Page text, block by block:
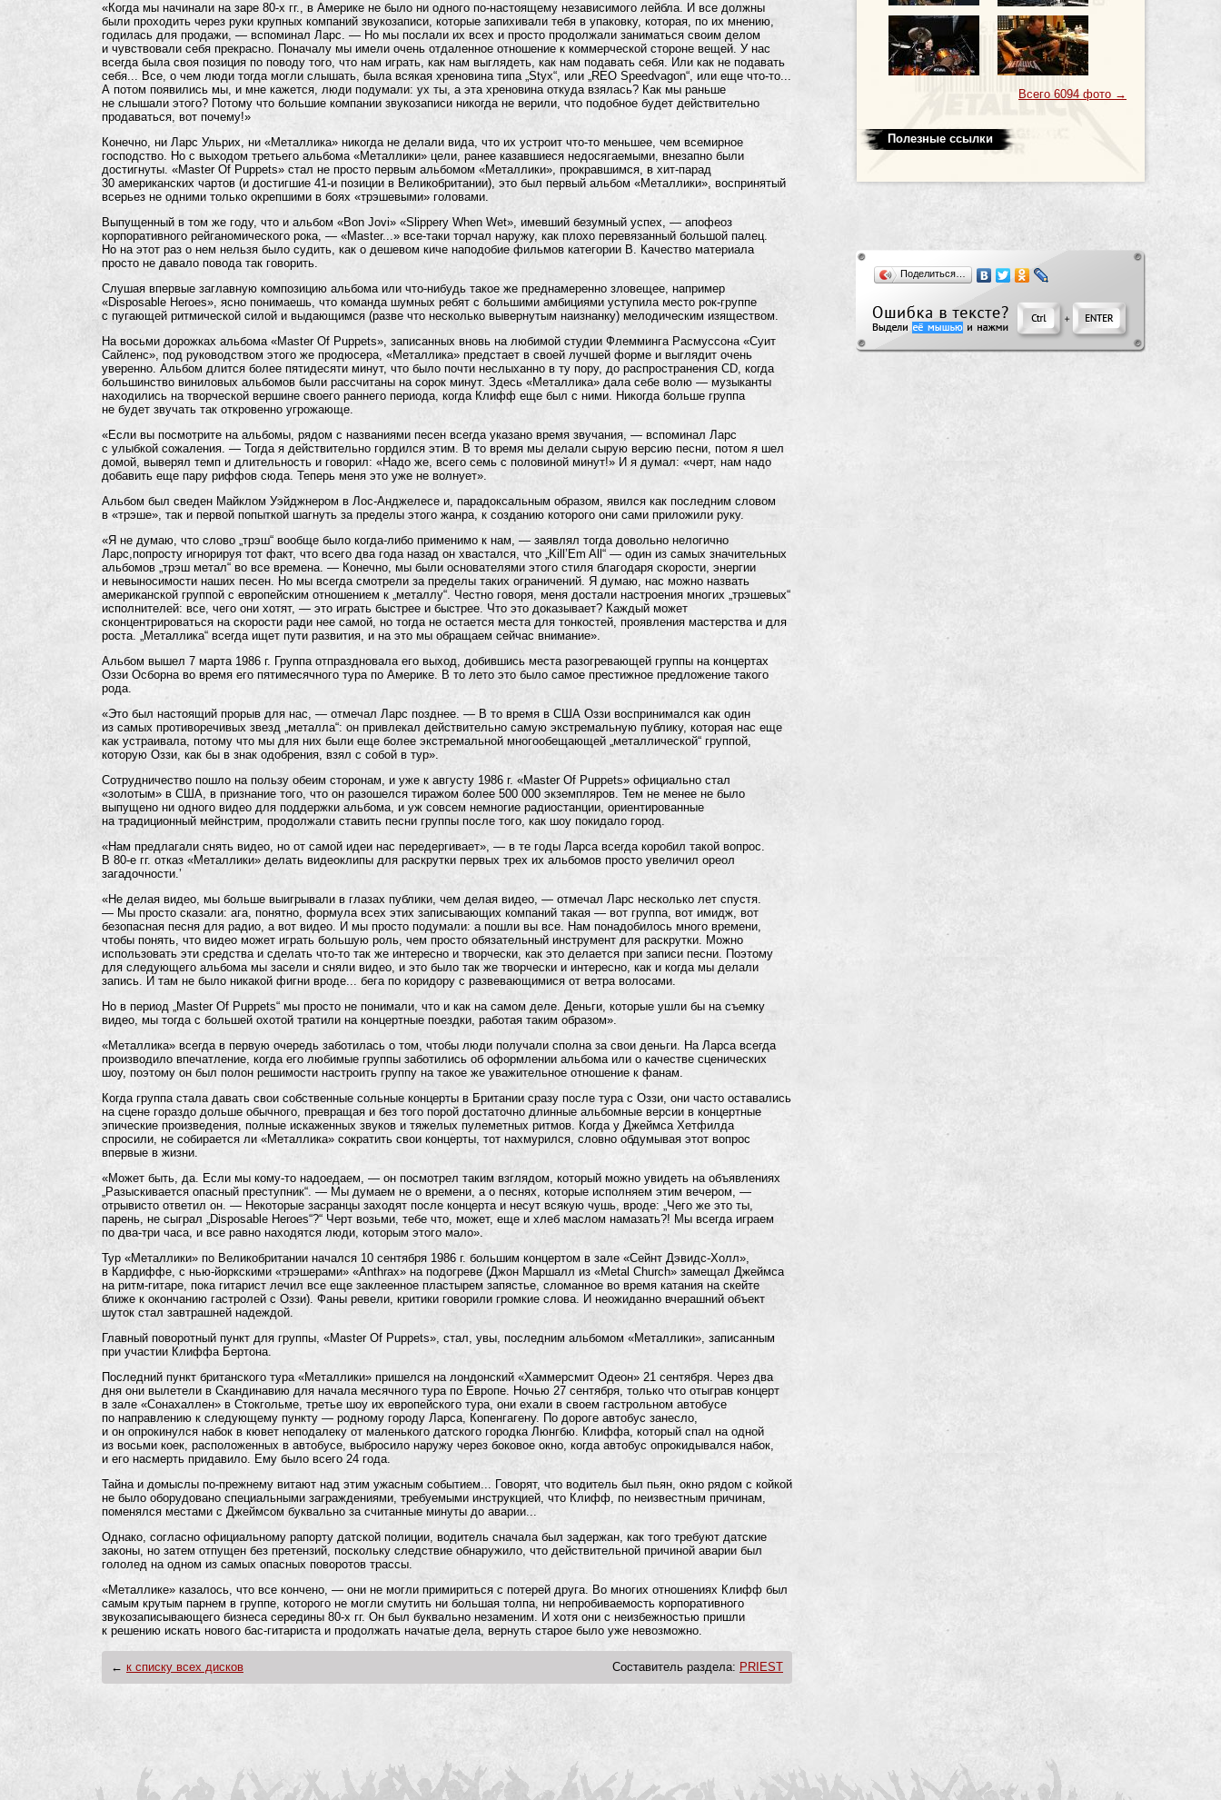
«Когда мы начинали на заре 80-х гг., в Америке не было ни одного по-настоящему независимого лейбла. И все должны
были проходить через руки крупных компаний звукозаписи, которые запихивали тебя в упаковку, которая, по их мнению,
годилась для продажи, — вспоминал Ларс. — Но мы послали их всех и просто продолжали заниматься своим делом
и чувствовали себя прекрасно. Поначалу мы имели очень отдаленное отношение к коммерческой стороне вещей. У нас
всегда была своя позиция по поводу того, что нам играть, как нам выглядеть, как нам подавать себя. Или как не подавать
себя... Все, о чем люди тогда могли слышать, была всякая хреновина типа „Styx“, или „REO Speedvagon“, или еще что-то...
А потом появились мы, и мне кажется, люди подумали: ух ты, а эта хреновина откуда взялась? Как мы раньше
не слышали этого? Потому что большие компании звукозаписи никогда не верили, что подобное будет действительно
продаваться, вот почему!»
Конечно, ни Ларс Ульрих, ни «Металлика» никогда не делали вида, что их устроит что-то меньшее, чем всемирное
господство. Но с выходом третьего альбома «Металлики» цели, ранее казавшиеся недосягаемыми, внезапно были
достигнуты. «Master Of Puppets» стал не просто первым альбомом «Металлики», прокравшимся, в хит-парад
30 американских чартов (и достигшие 41-и позиции в Великобритании), это был первый альбом «Металлики», воспринятый
всерьез не одними только окрепшими в боях «трэшевыми» головами.
Выпущенный в том же году, что и альбом «Bon Jovi» «Slippery When Wet», имевший безумный успех, — апофеоз
корпоративного рейганомического рока, — «Master...» все-таки торчал наружу, как плохо перевязанный большой палец.
Но на этот раз о нем нельзя было судить, как о дешевом киче наподобие фильмов категории В. Качество материала
просто не давало повода так говорить.
Слушая впервые заглавную композицию альбома или что-нибудь такое же преднамеренно зловещее, например
«Disposable Heroes», ясно понимаешь, что команда шумных ребят с большими амбициями уступила место рок-группе
с пугающей ритмической силой и выдающимся (разве что несколько вывернутым наизнанку) мелодическим изяществом.
На восьми дорожках альбома «Master Of Puppets», записанных вновь на любимой студии Флемминга Расмуссона «Суит
Сайленс», под руководством этого же продюсера, «Металлика» предстает в своей лучшей форме и выглядит очень
уверенно. Альбом длится более пятидесяти минут, что было почти неслыханно в ту пору, до распространения CD, когда
большинство виниловых альбомов были рассчитаны на сорок минут. Здесь «Металлика» дала себе волю — музыканты
находились на творческой вершине своего раннего периода, когда Клифф еще был с ними. Никогда больше группа
не будет звучать так откровенно угрожающе.
«Если вы посмотрите на альбомы, рядом с названиями песен всегда указано время звучания, — вспоминал Ларс
с улыбкой сожаления. — Тогда я действительно гордился этим. В то время мы делали сырую версию песни, потом я шел
домой, выверял темп и длительность и говорил: «Надо же, всего семь с половиной минут!» И я думал: «черт, нам надо
добавить еще пару риффов сюда. Теперь меня это уже не волнует».
Альбом был сведен Майклом Уэйджнером в Лос-Анджелесе и, парадоксальным образом, явился как последним словом
в «трэше», так и первой попыткой шагнуть за пределы этого жанра, к созданию которого они сами приложили руку.
«Я не думаю, что слово „трэш“ вообще было когда-либо применимо к нам, — заявлял тогда довольно нелогично
Ларс,попросту игнорируя тот факт, что всего два года назад он хвастался, что „Kill’Em All“ — один из самых значительных
альбомов „трэш метал“ во все времена. — Конечно, мы были основателями этого стиля благодаря скорости, энергии
и невыносимости наших песен. Но мы всегда смотрели за пределы таких ограничений. Я думаю, нас можно назвать
американской группой с европейским отношением к „металлу“. Честно говоря, меня достали настроения многих „трэшевых“
исполнителей: все, чего они хотят, — это играть быстрее и быстрее. Что это доказывает? Каждый может
сконцентрироваться на скорости ради нее самой, но тогда не остается места для тонкостей, проявления мастерства и для
роста. „Металлика“ всегда ищет пути развития, и на это мы обращаем сейчас внимание».
Альбом вышел 7 марта 1986 г. Группа отпраздновала его выход, добившись места разогревающей группы на концертах
Оззи Осборна во время его пятимесячного тура по Америке. В то лето это было самое престижное предложение такого
рода.
«Это был настоящий прорыв для нас, — отмечал Ларс позднее. — В то время в США Оззи воспринимался как один
из самых противоречивых звезд „металла“: он привлекал действительно самую экстремальную публику, которая нас еще
как устраивала, потому что мы для них были еще более экстремальной многообещающей „металлической“ группой,
которую Оззи, как бы в знак одобрения, взял с собой в тур».
Сотрудничество пошло на пользу обеим сторонам, и уже к августу 1986 г. «Master Of Puppets» официально стал
«золотым» в США, в признание того, что он разошелся тиражом более 500 000 экземпляров. Тем не менее не было
выпущено ни одного видео для поддержки альбома, и уж совсем немногие радиостанции, ориентированные
на традиционный мейнстрим, продолжали ставить песни группы после того, как шоу покидало город.
«Нам предлагали снять видео, но от самой идеи нас передергивает», — в те годы Ларса всегда коробил такой вопрос.
В 80-е гг. отказ «Металлики» делать видеоклипы для раскрутки первых трех их альбомов просто увеличил ореол
загадочности.’
«Не делая видео, мы больше выигрывали в глазах публики, чем делая видео, — отмечал Ларс несколько лет спустя.
— Мы просто сказали: ага, понятно, формула всех этих записывающих компаний такая — вот группа, вот имидж, вот
безопасная песня для радио, а вот видео. И мы просто подумали: а пошли вы все. Нам понадобилось много времени,
чтобы понять, что видео может играть большую роль, чем просто обязательный инструмент для раскрутки. Можно
использовать эти средства и сделать что-то так же интересно и творчески, как это делается при записи песни. Поэтому
для следующего альбома мы засели и сняли видео, и это было так же творчески и интересно, как и когда мы делали
запись. И там не было никакой фигни вроде... бега по коридору с развевающимися от ветра волосами.
Но в период „Master Of Puppets“ мы просто не понимали, что и как на самом деле. Деньги, которые ушли бы на съемку
видео, мы тогда с большей охотой тратили на концертные поездки, работая таким образом».
«Металлика» всегда в первую очередь заботилась о том, чтобы люди получали сполна за свои деньги. На Ларса всегда
производило впечатление, когда его любимые группы заботились об оформлении альбома или о качестве сценических
шоу, поэтому он был полон решимости настроить группу на такое же уважительное отношение к фанам.
Когда группа стала давать свои собственные сольные концерты в Британии сразу после тура с Оззи, они часто оставались
на сцене гораздо дольше обычного, превращая и без того порой достаточно длинные альбомные версии в концертные
эпические произведения, полные искаженных звуков и тяжелых пулеметных ритмов. Когда у Джеймса Хетфилда
спросили, не собирается ли «Металлика» сократить свои концерты, тот нахмурился, словно обдумывая этот вопрос
впервые в жизни.
«Может быть, да. Если мы кому-то надоедаем, — он посмотрел таким взглядом, который можно увидеть на объявлениях
„Разыскивается опасный преступник“. — Мы думаем не о времени, а о песнях, которые исполняем этим вечером, —
отрывисто ответил он. — Некоторые засранцы заходят после концерта и несут всякую чушь, вроде: „Чего же это ты,
парень, не сыграл „Disposable Heroes“?“ Черт возьми, тебе что, может, еще и хлеб маслом намазать?! Мы всегда играем
по два-три часа, и все равно находятся люди, которым этого мало».
Тур «Металлики» по Великобритании начался 10 сентября 1986 г. большим концертом в зале «Сейнт Дэвидс-Холл»,
в Кардиффе, с нью-йоркскими «трэшерами» «Anthrax» на подогреве (Джон Маршалл из «Metal Church» замещал Джеймса
на ритм-гитаре, пока гитарист лечил все еще заклеенное пластырем запястье, сломанное во время катания на скейте
ближе к окончанию гастролей с Оззи). Фаны ревели, критики говорили громкие слова. И неожиданно вчерашний объект
шуток стал завтрашней надеждой.
Главный поворотный пункт для группы, «Master Of Puppets», стал, увы, последним альбомом «Металлики», записанным
при участии Клиффа Бертона.
Последний пункт британского тура «Металлики» пришелся на лондонский «Хаммерсмит Одеон» 21 сентября. Через два
дня они вылетели в Скандинавию для начала месячного тура по Европе. Ночью 27 сентября, только что отыграв концерт
в зале «Сонахаллен» в Стокгольме, третье шоу их европейского тура, они ехали в своем гастрольном автобусе
по направлению к следующему пункту — родному городу Ларса, Копенгагену. По дороге автобус занесло,
и он опрокинулся набок в кювет неподалеку от маленького датского городка Люнгбю. Клиффа, который спал на одной
из восьми коек, расположенных в автобусе, выбросило наружу через боковое окно, когда автобус опрокидывался набок,
и его насмерть придавило. Ему было всего 24 года.
Тайна и домыслы по-прежнему витают над этим ужасным событием... Говорят, что водитель был пьян, окно рядом с койкой
не было оборудовано специальными заграждениями, требуемыми инструкцией, что Клифф, по неизвестным причинам,
поменялся местами с Джеймсом буквально за считанные минуты до аварии...
Однако, согласно официальному рапорту датской полиции, водитель сначала был задержан, как того требуют датские
законы, но затем отпущен без претензий, поскольку следствие обнаружило, что действительной причиной аварии был
гололед на одном из самых опасных поворотов трассы.
«Металлике» казалось, что все кончено, — они не могли примириться с потерей друга. Во многих отношениях Клифф был
самым крутым парнем в группе, которого не могли смутить ни большая толпа, ни непробиваемость корпоративного
звукозаписывающего бизнеса середины 80-х гг. Он был буквально незаменим. И хотя они с неизбежностью пришли
к решению искать нового бас-гитариста и продолжать начатые дела, вернуть старое было уже невозможно.
← к списку всех дисков Составитель раздела: PRIEST
Всего 6094 фото →
Полезные ссылки
Поделиться…